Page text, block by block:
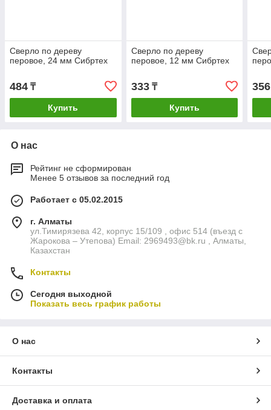
Сверло по дереву
перовое, 24 мм Сибртех
484 ₸
Купить
Сверло по дереву
перовое, 12 мм Сибртех
333₸
Купить
356
О нас
Рейтинг не сформирован
Менее 5 отзывов за последний год
Работает с 05.02.2015
г. Алматы
ул.Тимирязева 42, корпус 15/109 , офис 514 (въезд с
Жарокова – Утепова) Email: 2969493@bk.ru , Алматы,
Казахстан
Контакты
Сегодня выходной
Показать весь график работы
О нас
Контакты
Доставка и оплата